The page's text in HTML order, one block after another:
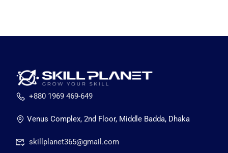
+880 1969 469-649
Venus Complex, 2nd Floor, Middle Badda, Dhaka
skillplanet365@gmail.com